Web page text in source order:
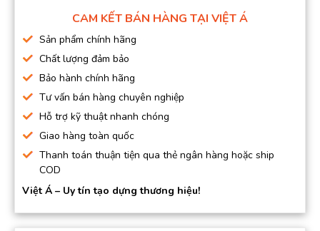
CAM KẾT BÁN HÀNG TẠI VIỆT Á
Sản phẩm chính hãng
Chất lượng đảm bảo
Bảo hành chính hãng
Tư vấn bán hàng chuyên nghiệp
Hỗ trợ kỹ thuật nhanh chóng
Giao hàng toàn quốc
Thanh toán thuận tiện qua thẻ ngân hàng hoặc ship
COD
Việt Á – Uy tín tạo dựng thương hiệu!